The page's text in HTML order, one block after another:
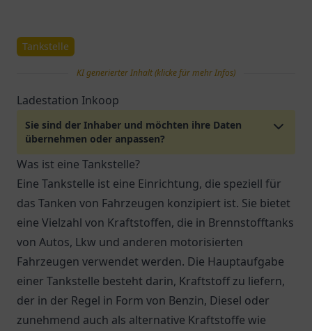
Tankstelle
KI generierter Inhalt (klicke für mehr Infos)
Ladestation Inkoop
Sie sind der Inhaber und möchten ihre Daten
übernehmen oder anpassen?
Was ist eine Tankstelle?
Eine Tankstelle ist eine Einrichtung, die speziell für
das Tanken von Fahrzeugen konzipiert ist. Sie bietet
eine Vielzahl von Kraftstoffen, die in Brennstofftanks
von Autos, Lkw und anderen motorisierten
Fahrzeugen verwendet werden. Die Hauptaufgabe
einer Tankstelle besteht darin, Kraftstoff zu liefern,
der in der Regel in Form von Benzin, Diesel oder
zunehmend auch als alternative Kraftstoffe wie